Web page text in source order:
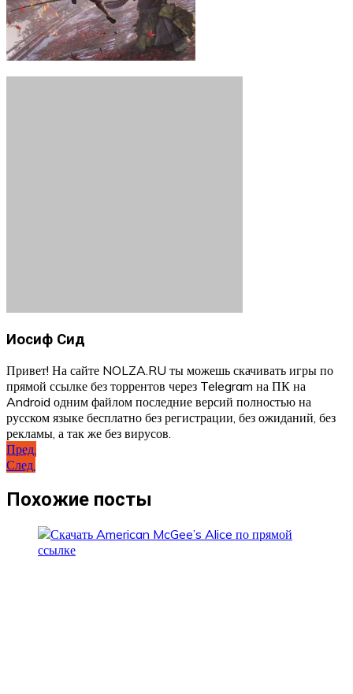
Иосиф Сид
Привет! На сайте NOLZA.RU ты можешь скачивать игры по
прямой ссылке без торрентов через Telegram на ПК на
Android одним файлом последние версий полностью на
русском языке бесплатно без регистрации, без ожиданий, без
рекламы, а так же без вирусов.
Навигация
по
записям
Пред.
След.
Похожие посты